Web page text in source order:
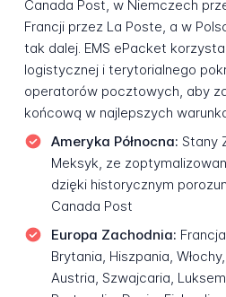
Canada Post, w Niemczech
Francji przez La Poste, a w
tak dalej. EMS ePacket
logistycznej i terytorialnego
operatorów pocztowych, aby
końcową w najlepszych
Ameryka Północna: Stany
Meksyk, ze
dzięki historycznym
Canada Post
Europa Zachodnia:
Brytania, Hiszpania,
Austria, Szwajcaria,